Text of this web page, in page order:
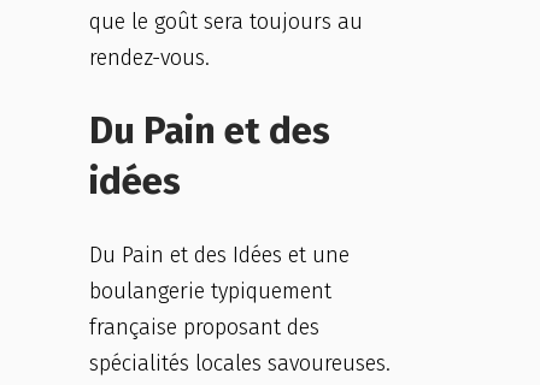
que le goût sera toujours au
rendez-vous.
Du Pain et des
idées
Du Pain et des Idées et une
boulangerie typiquement
française proposant des
spécialités locales savoureuses.